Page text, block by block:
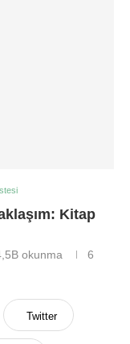
Kitap
okunma
6
Twitter